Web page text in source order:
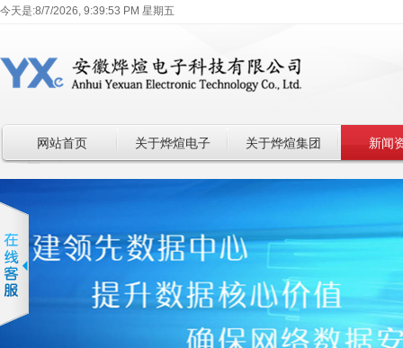
今天是:8/7/2026, 9:39:54 PM 星期五
网站首页 关于烨煊电子 关于烨煊集团 新闻